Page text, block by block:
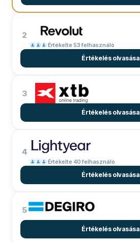
2
Értékelte 53 felhasználó
Értékelés olvasása
3
Értékelés olvasása
4
Értékelte 40 felhasználó
Értékelés olvasása
5
Értékelés olvasása